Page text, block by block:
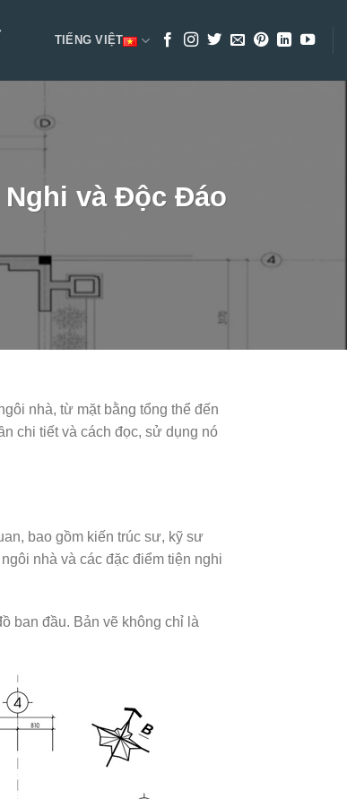
TIẾNG VIỆT
Nghi và Độc Đáo
nhà, từ mặt bằng tổng thể đến
chi tiết và cách đọc, sử dụng nó
bao gồm kiến trúc sư, kỹ sư
nhà và các đặc điểm tiện nghi
ban đầu. Bản vẽ không chỉ là